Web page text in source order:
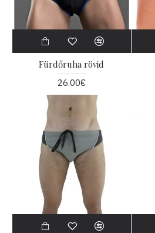
Fürdőruha rövid
26.00€